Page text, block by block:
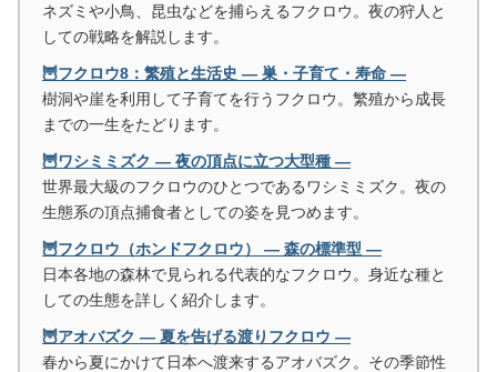
ネズミや小鳥、昆虫などを捕らえるフクロウ。夜の狩人と
しての戦略を解説します。
🦉フクロウ8：繁殖と生活史 ― 巣・子育て・寿命 ―
樹洞や崖を利用して子育てを行うフクロウ。繁殖から成長
までの一生をたどります。
🦉ワシミミズク ― 夜の頂点に立つ大型種 ―
世界最大級のフクロウのひとつであるワシミミズク。夜の
生態系の頂点捕食者としての姿を見つめます。
🦉フクロウ（ホンドフクロウ） ― 森の標準型 ―
日本各地の森林で見られる代表的なフクロウ。身近な種と
しての生態を詳しく紹介します。
🦉アオバズク ― 夏を告げる渡りフクロウ ―
春から夏にかけて日本へ渡来するアオバズク。その季節性